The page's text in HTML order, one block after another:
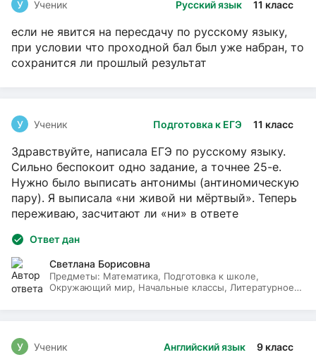
Русский язык 11 класс
У Ученик
если не явится на пересдачу по русскому языку,
при условии что проходной бал был уже набран, то
сохранится ли прошлый результат
Подготовка к ЕГЭ 11 класс
У Ученик
Здравствуйте, написала ЕГЭ по русскому языку.
Сильно беспокоит одно задание, а точнее 25-е.
Нужно было выписать антонимы (антиномическую
пару). Я выписала «ни живой ни мёртвый». Теперь
переживаю, засчитают ли «ни» в ответе
Ответ дан
Светлана Борисовна
Предметы: Математика, Подготовка к школе,
Окружающий мир, Начальные классы, Литературное
Английский язык 9 класс
У Ученик